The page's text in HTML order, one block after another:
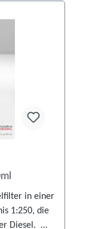
von 5 Sternen
in einer
1:250, die
Diesel.